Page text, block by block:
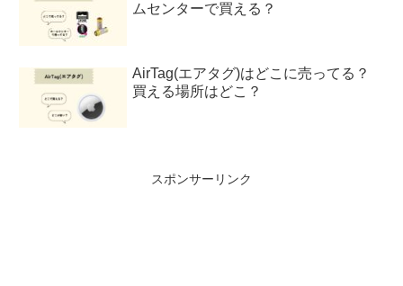
ムセンターで買える？
AirTag(エアタグ)はどこに売ってる？
買える場所はどこ？
スポンサーリンク